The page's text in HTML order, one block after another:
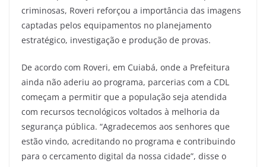
criminosas, Roveri reforçou a importância das imagens
captadas pelos equipamentos no planejamento
estratégico, investigação e produção de provas.
De acordo com Roveri, em Cuiabá, onde a Prefeitura
ainda não aderiu ao programa, parcerias com a CDL
começam a permitir que a população seja atendida
com recursos tecnológicos voltados à melhoria da
segurança pública. “Agradecemos aos senhores que
estão vindo, acreditando no programa e contribuindo
para o cercamento digital da nossa cidade”, disse o